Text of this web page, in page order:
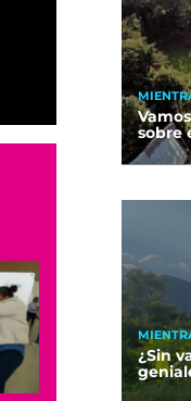
sobre
¿Sin